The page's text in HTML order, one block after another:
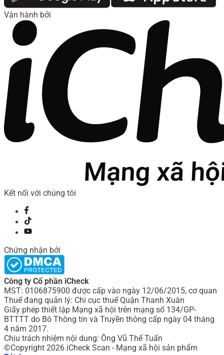
Vận hành bởi
Kết nối với chúng tôi
Chứng nhận bởi
Công ty Cổ phần iCheck
MST: 0106875900 được cấp vào ngày 12/06/2015, cơ quan
Thuế đang quản lý: Chi cục thuế Quận Thanh Xuân
Giấy phép thiết lập Mạng xã hội trên mạng số 134/GP-
BTTTT do Bô Thông tin và Truyền thông cấp ngày 04 tháng
4 năm 2017.
Chịu trách nhiệm nội dung: Ông Vũ Thế Tuấn
©Copyright 2026 iCheck Scan - Mạng xã hội sản phẩm